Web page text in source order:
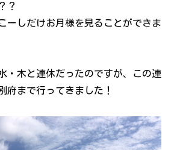
？
ーしだけお月様を見ることができま
・木と連休だったのですが、この連
府まで行ってきました！